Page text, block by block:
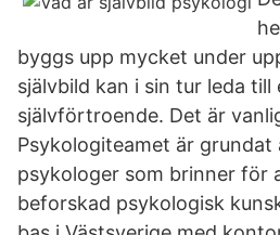
byggs upp mycket under
självbild kan i sin tur leda till
självförtroende. Det är
Psykologiteamet är grundat
psykologer som brinner för
beforskad psykologisk